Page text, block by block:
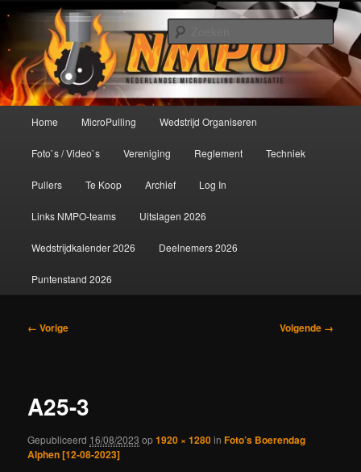
primaire
inhoudNederlandse MicroPulling
Organisatie
De meest krachtige modelbouwsport ter wereld!
Home MicroPulling Wedstrijd Organiseren
Foto`s / Video`s Vereniging Reglement Techniek
Pullers Te Koop Archief Log In
Links NMPO-teams Uitslagen 2026
Wedstrijdkalender 2026 Deelnemers 2026
Puntenstand 2026
Afbeeldingsnavigatie
← Vorige Volgende →
A25-3
Gepubliceerd 16/08/2023 op1920 × 1280inFoto’s Boerendag
Alphen [12-08-2023]